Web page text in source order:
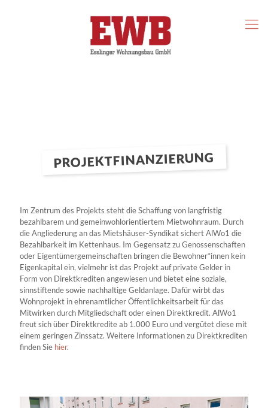
PROJEKTFINANZIERUNG
Im Zentrum des Projekts steht die Schaffung von langfristig
bezahlbarem und gemeinwohlorientiertem Mietwohnraum. Durch
die Angliederung an das Mietshäuser-Syndikat sichert AlWo1 die
Bezahlbarkeit im Kettenhaus. Im Gegensatz zu Genossenschaften
oder Eigentümergemeinschaften bringen die Bewohner*innen kein
Eigenkapital ein, vielmehr ist das Projekt auf private Gelder in
Form von Direktkrediten angewiesen und bietet eine soziale,
sinnstiftende sowie nachhaltige Geldanlage. Dafür wirbt das
Wohnprojekt in ehrenamtlicher Öffentlichkeitsarbeit für das
Mitwirken durch Mitgliedschaft oder einen Direktkredit. AlWo1
freut sich über Direktkredite ab 1.000 Euro und vergütet diese mit
einem geringen Zinssatz. Weitere Informationen zu Direktkrediten
finden Sie hier.